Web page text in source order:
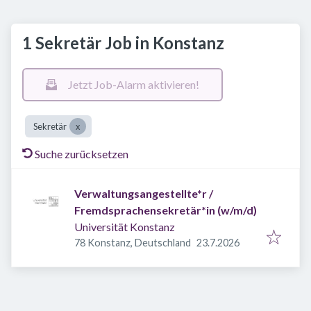
1 Sekretär Job in Konstanz
Jetzt Job-Alarm aktivieren!
Sekretär
Suche zurücksetzen
Verwaltungsangestellte*r /
Fremdsprachensekretär*in (w/m/d)
Universität Konstanz
78 Konstanz, Deutschland Veröffentlicht
23.7.2026